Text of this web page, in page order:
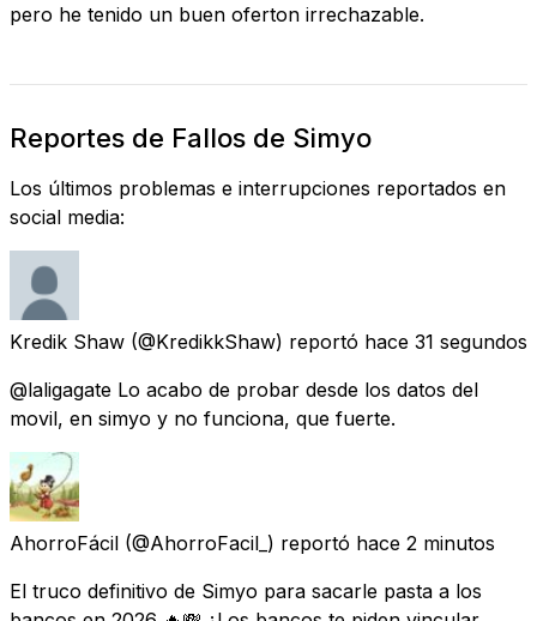
pero he tenido un buen oferton irrechazable.
Reportes de Fallos de Simyo
Los últimos problemas e interrupciones reportados en
social media:
Kredik Shaw (@KredikkShaw) reportó hace 31 segundos
@laligagate Lo acabo de probar desde los datos del
movil, en simyo y no funciona, que fuerte.
AhorroFácil (@AhorroFacil_) reportó hace 2 minutos
El truco definitivo de Simyo para sacarle pasta a los